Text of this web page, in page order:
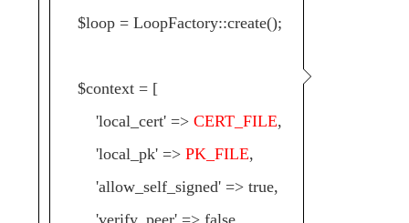
$loop = LoopFactory::create();
$context = [
'local_cert' =>CERT_FILE,
'local_pk' =>PK_FILE,
'allow_self_signed' => true,
'verify_peer' => false